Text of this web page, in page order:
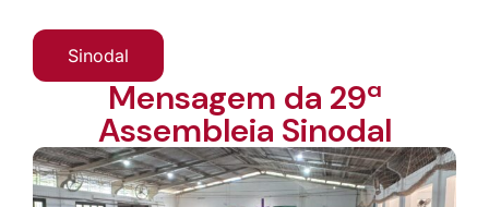
Sinodal
Mensagem da 29ª
Assembleia Sinodal